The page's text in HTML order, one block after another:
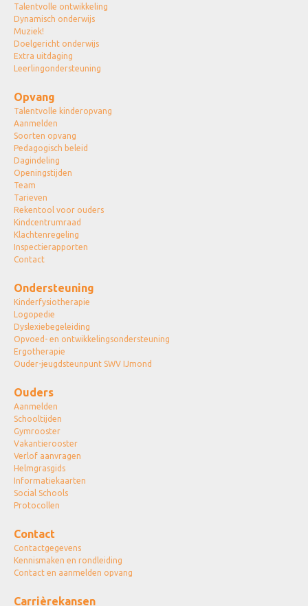
Talentvolle ontwikkeling
Dynamisch onderwijs
Muziek!
Doelgericht onderwijs
Extra uitdaging
Leerlingondersteuning
Opvang
Talentvolle kinderopvang
Aanmelden
Soorten opvang
Pedagogisch beleid
Dagindeling
Openingstijden
Team
Tarieven
Rekentool voor ouders
Kindcentrumraad
Klachtenregeling
Inspectierapporten
Contact
Ondersteuning
Kinderfysiotherapie
Logopedie
Dyslexiebegeleiding
Opvoed- en ontwikkelingsondersteuning
Ergotherapie
Ouder-jeugdsteunpunt SWV IJmond
Ouders
Aanmelden
Schooltijden
Gymrooster
Vakantierooster
Verlof aanvragen
Helmgrasgids
Informatiekaarten
Social Schools
Protocollen
Contact
Contactgegevens
Kennismaken en rondleiding
Contact en aanmelden opvang
Carrièrekansen